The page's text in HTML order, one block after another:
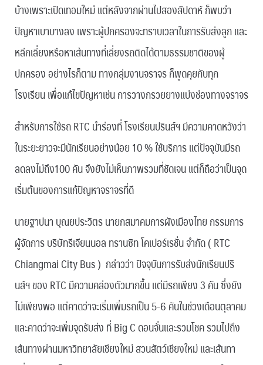
บ้างเพราะเปิดเทอมใหม่ แต่หลังจากผ่านไปสองสัปดาห์ ก็พบว่า
ปัญหาเบาบางลง เพราะผู้ปกครองจะทราบเวลาในการรับส่งลูก และ
หลีกเลี่ยงหรือหาเส้นทางที่เลี่ยงรถติดได้ตามธรรมชาติของผู้
ปกครอง อย่างไรก็ตาม ทางกลุ่มงานจราจร ก็พูดคุยกับทุก
โรงเรียน เพื่อแก้ไขปัญหาเช่น การวางกรวยยางแบ่งช่องทางจราจร
สำหรับการใช้รถ RTC นำร่องที่ โรงเรียนปรินส์ฯ มีความคาดหวังว่า
ในระยะยาวจะมีนักเรียนอย่างน้อย 10 % ใช้บริการ แต่ปัจจุบันมีรถ
ลดลงไม่ถึง100 คัน จึงยังไม่เห็นภาพรวมที่ชัดเจน แต่ก็ถือว่าเป็นจุด
เริ่มต้นของการแก้ปัญหาจราจรที่ดี
นายฐาปนา บุณยประวิตร นายกสมาคมการผังเมืองไทย กรรมการ
ผู้จัดการ บริษัทรีเจียนนอล ทรานซิท โคเปอร์เรชั่น จำกัด ( RTC
Chiangmai City Bus ) กล่าวว่า ปัจจุบันการรับส่งนักเรียนปริ
นส์ฯ ของ RTC มีความคล่องตัวมากขึ้น แต่มีรถเพียง 3 คัน ซึ่งยัง
ไม่เพียงพอ แต่คาดว่าจะเริ่มเพิ่มรถเป็น 5-6 คันในช่วงเดือนตุลาคม
และคาดว่าจะเพิ่มจุดรับส่ง ที่ Big C ดอนจั่นและรวมโชค รวมไปถึง
เส้นทางผ่านมหาวิทยาลัยเชียงใหม่ สวนสัตว์เชียงใหม่ และเส้นทา